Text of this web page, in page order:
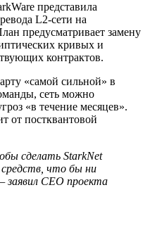
представила
L2-сети на
предусматривает замену
кривых и
контрактов.
«самой сильной» в
сеть можно
«в течение месяцев».
от постквантовой
сделать StarkNet
что бы ни
заявил CEO проекта